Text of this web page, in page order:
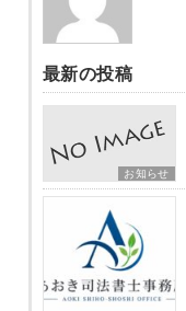
最新の投稿
お知らせ